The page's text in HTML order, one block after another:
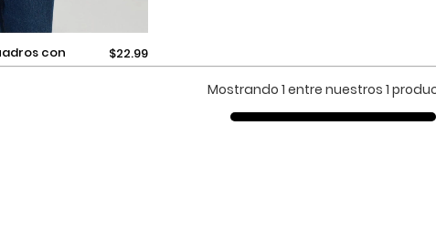
$22.99
Mostrando 1 entre nuestros 1